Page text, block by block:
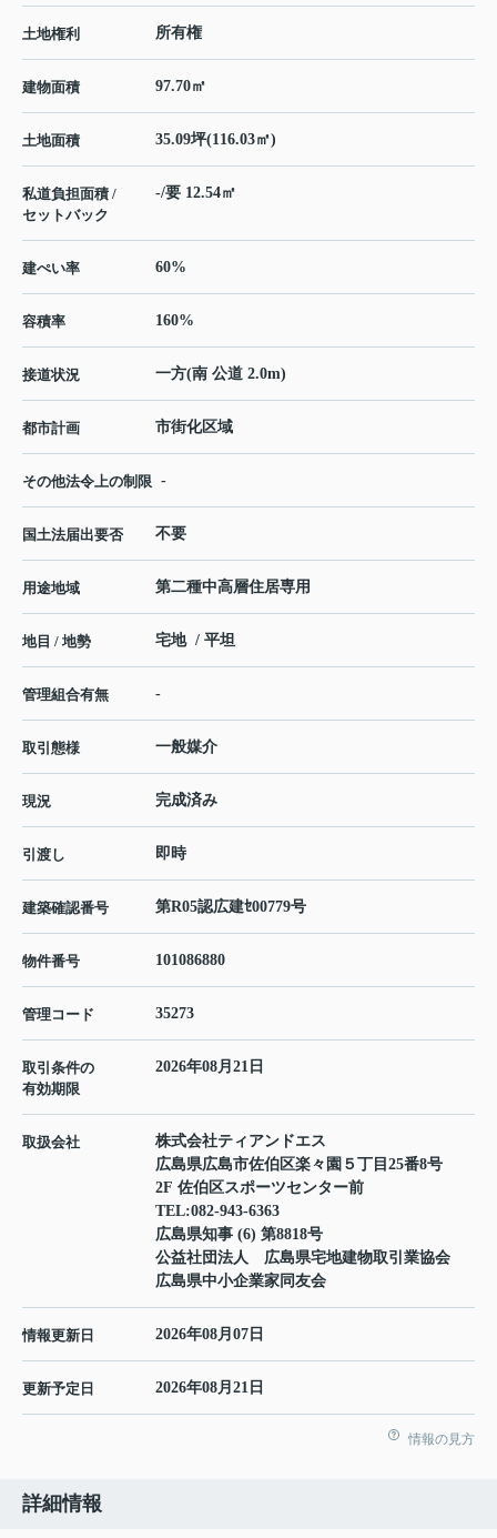
土地権利 所有権
建物面積 97.70㎡
土地面積 35.09坪(116.03㎡)
私道負担面積 /
セットバック
-/要 12.54㎡
建ぺい率 60%
容積率 160%
接道状況 一方(南 公道 2.0m)
都市計画 市街化区域
その他法令上の制限 -
国土法届出要否 不要
用途地域 第二種中高層住居専用
地目 / 地勢 宅地 / 平坦
管理組合有無 -
取引態様 一般媒介
現況 完成済み
引渡し 即時
建築確認番号 第R05認広建ｾ00779号
物件番号 101086880
管理コード 35273
取引条件の
有効期限
2026年08月21日
取扱会社
株式会社ティアンドエス
広島県広島市佐伯区楽々園５丁目25番8号
2F 佐伯区スポーツセンター前
TEL:082-943-6363
広島県知事 (6) 第8818号
公益社団法人 広島県宅地建物取引業協会
広島県中小企業家同友会
情報更新日 2026年08月07日
更新予定日 2026年08月21日
情報の見方
詳細情報